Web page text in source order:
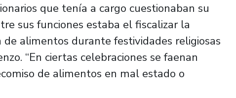
que tenía a cargo cuestionaban su
sus funciones estaba el fiscalizar la
alimentos durante festividades religiosas
“En ciertas celebraciones se faenan
de alimentos en mal estado o